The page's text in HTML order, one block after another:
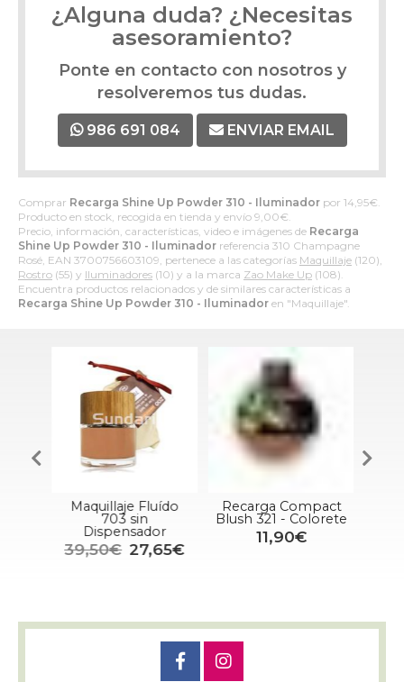
Comprar Recarga Shine Up Powder 310 - Iluminador por 14,95€
Producto en stock, recogida en tienda y envío 9,00€
Precio, información, características, video e imágenes de Recarga
Shine Up Powder 310 - Iluminador referencia 310 Champagne
Rosé, EAN 3700756603109, pertenece a las categorías Maquillaje (120),
Rostro (55) y Iluminadores (10) y a la marca Zao Make Up (108).
Encuentra productos relacionados y de similares características a
Recarga Shine Up Powder 310 - Iluminador en "Maquillaje".
¿Alguna duda? ¿Necesitas
asesoramiento?
Ponte en contacto con nosotros y
resolveremos tus dudas.
986 691 084 ENVIAR EMAIL
Maquillaje Fluído
703 sin
Dispensador
39,50€ 27,65€
Recarga Compact
Blush 321 - Colorete
11,90€